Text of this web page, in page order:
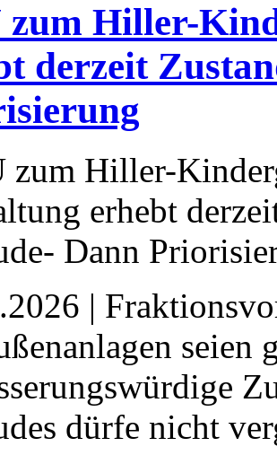
zum Hiller-
derzeit
|
seien
dürfe nicht